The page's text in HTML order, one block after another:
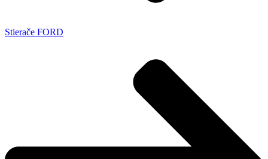
Stierače FORD